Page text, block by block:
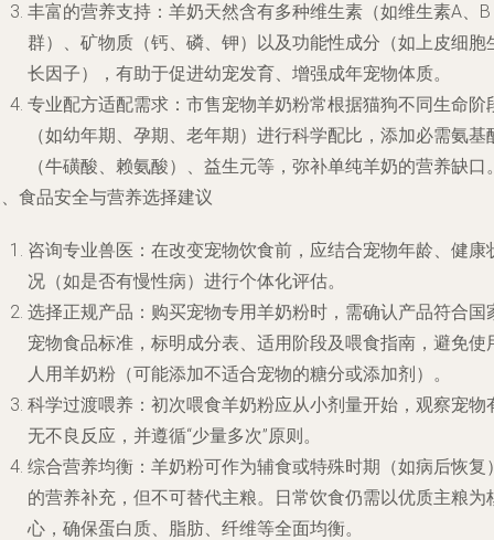
丰富的营养支持：羊奶天然含有多种维生素（如维生素A、B
群）、矿物质（钙、磷、钾）以及功能性成分（如上皮细胞
长因子），有助于促进幼宠发育、增强成年宠物体质。
专业配方适配需求：市售宠物羊奶粉常根据猫狗不同生命阶
（如幼年期、孕期、老年期）进行科学配比，添加必需氨基
（牛磺酸、赖氨酸）、益生元等，弥补单纯羊奶的营养缺口
食品安全与营养选择建议
咨询专业兽医：在改变宠物饮食前，应结合宠物年龄、健康
况（如是否有慢性病）进行个体化评估。
选择正规产品：购买宠物专用羊奶粉时，需确认产品符合国
宠物食品标准，标明成分表、适用阶段及喂食指南，避免使
人用羊奶粉（可能添加不适合宠物的糖分或添加剂）。
科学过渡喂养：初次喂食羊奶粉应从小剂量开始，观察宠物
无不良反应，并遵循“少量多次”原则。
综合营养均衡：羊奶粉可作为辅食或特殊时期（如病后恢复
的营养补充，但不可替代主粮。日常饮食仍需以优质主粮为
心，确保蛋白质、脂肪、纤维等全面均衡。